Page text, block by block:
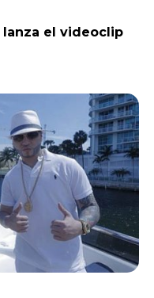
lanza el videoclip